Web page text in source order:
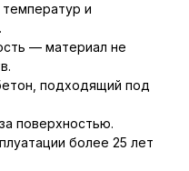
и
— материал не
подходящий под
поверхностью.
более 25 лет